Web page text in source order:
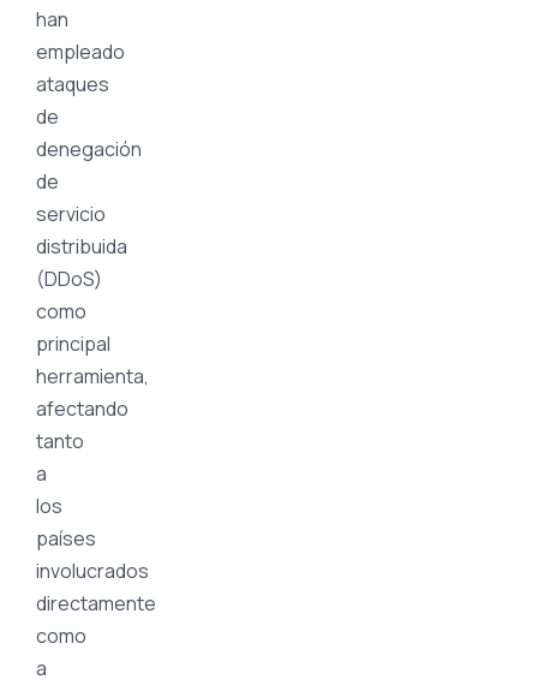
han
empleado
ataques
de
denegación
de
servicio
distribuida
(DDoS)
como
principal
herramienta,
afectando
tanto
a
los
países
involucrados
directamente
como
a